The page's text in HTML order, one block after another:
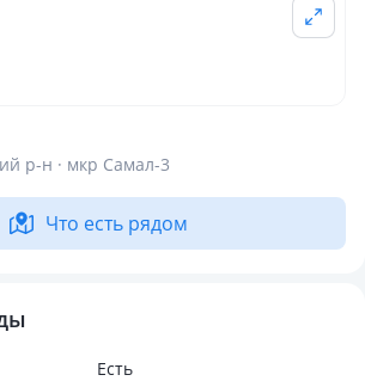
р-н · мкр Самал-3
Что есть рядом
Есть